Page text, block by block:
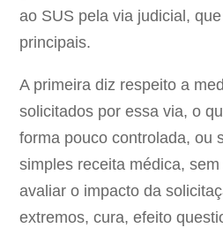
ao SUS pela via judicial,
principais.
A primeira diz respeito a
solicitados por essa via, o
forma pouco controlada, ou
simples receita médica,
avaliar o impacto da
extremos, cura, efeito